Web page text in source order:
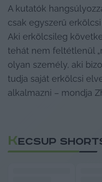
A kutatók
csak egyszerű
Aki erkölcsileg
tehát nem feltétlenül
olyan személy, aki
tudja saját erkölcsi
alkalmazni – mondja
KECSUP